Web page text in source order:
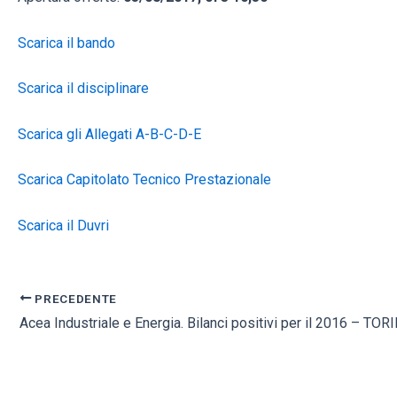
Scarica il bando
Scarica il disciplinare
Scarica gli Allegati A-B-C-D-E
Scarica Capitolato Tecnico Prestazionale
Scarica il Duvri
PRECEDENTE